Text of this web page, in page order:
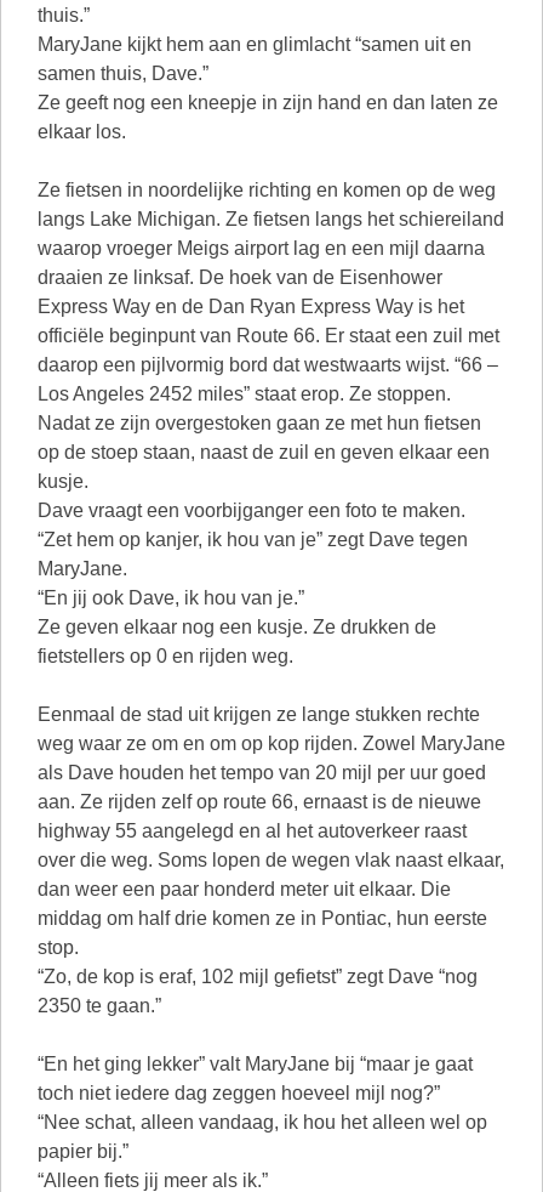
thuis.”
MaryJane kijkt hem aan en glimlacht “samen uit en
samen thuis, Dave.”
Ze geeft nog een kneepje in zijn hand en dan laten ze
elkaar los.
Ze fietsen in noordelijke richting en komen op de weg
langs Lake Michigan. Ze fietsen langs het schiereiland
waarop vroeger Meigs airport lag en een mijl daarna
draaien ze linksaf. De hoek van de Eisenhower
Express Way en de Dan Ryan Express Way is het
officiële beginpunt van Route 66. Er staat een zuil met
daarop een pijlvormig bord dat westwaarts wijst. “66 –
Los Angeles 2452 miles” staat erop. Ze stoppen.
Nadat ze zijn overgestoken gaan ze met hun fietsen
op de stoep staan, naast de zuil en geven elkaar een
kusje.
Dave vraagt een voorbijganger een foto te maken.
“Zet hem op kanjer, ik hou van je” zegt Dave tegen
MaryJane.
“En jij ook Dave, ik hou van je.”
Ze geven elkaar nog een kusje. Ze drukken de
fietstellers op 0 en rijden weg.
Eenmaal de stad uit krijgen ze lange stukken rechte
weg waar ze om en om op kop rijden. Zowel MaryJane
als Dave houden het tempo van 20 mijl per uur goed
aan. Ze rijden zelf op route 66, ernaast is de nieuwe
highway 55 aangelegd en al het autoverkeer raast
over die weg. Soms lopen de wegen vlak naast elkaar,
dan weer een paar honderd meter uit elkaar. Die
middag om half drie komen ze in Pontiac, hun eerste
stop.
“Zo, de kop is eraf, 102 mijl gefietst” zegt Dave “nog
2350 te gaan.”
“En het ging lekker” valt MaryJane bij “maar je gaat
toch niet iedere dag zeggen hoeveel mijl nog?”
“Nee schat, alleen vandaag, ik hou het alleen wel op
papier bij.”
“Alleen fiets jij meer als ik.”